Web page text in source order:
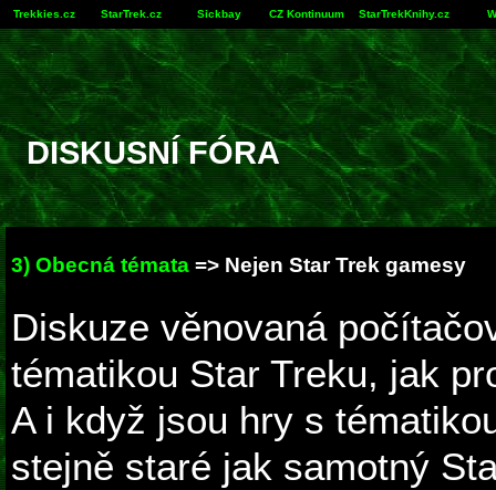
Trekkies.cz StarTrek.cz Sickbay CZ Kontinuum StarTrekKnihy.cz
DISKUSNÍ FÓRA
3) Obecná témata => Nejen Star Trek gamesy
Diskuze věnovaná
tématikou Star Treku, jak
A i když jsou hry s
stejně staré jak samotný